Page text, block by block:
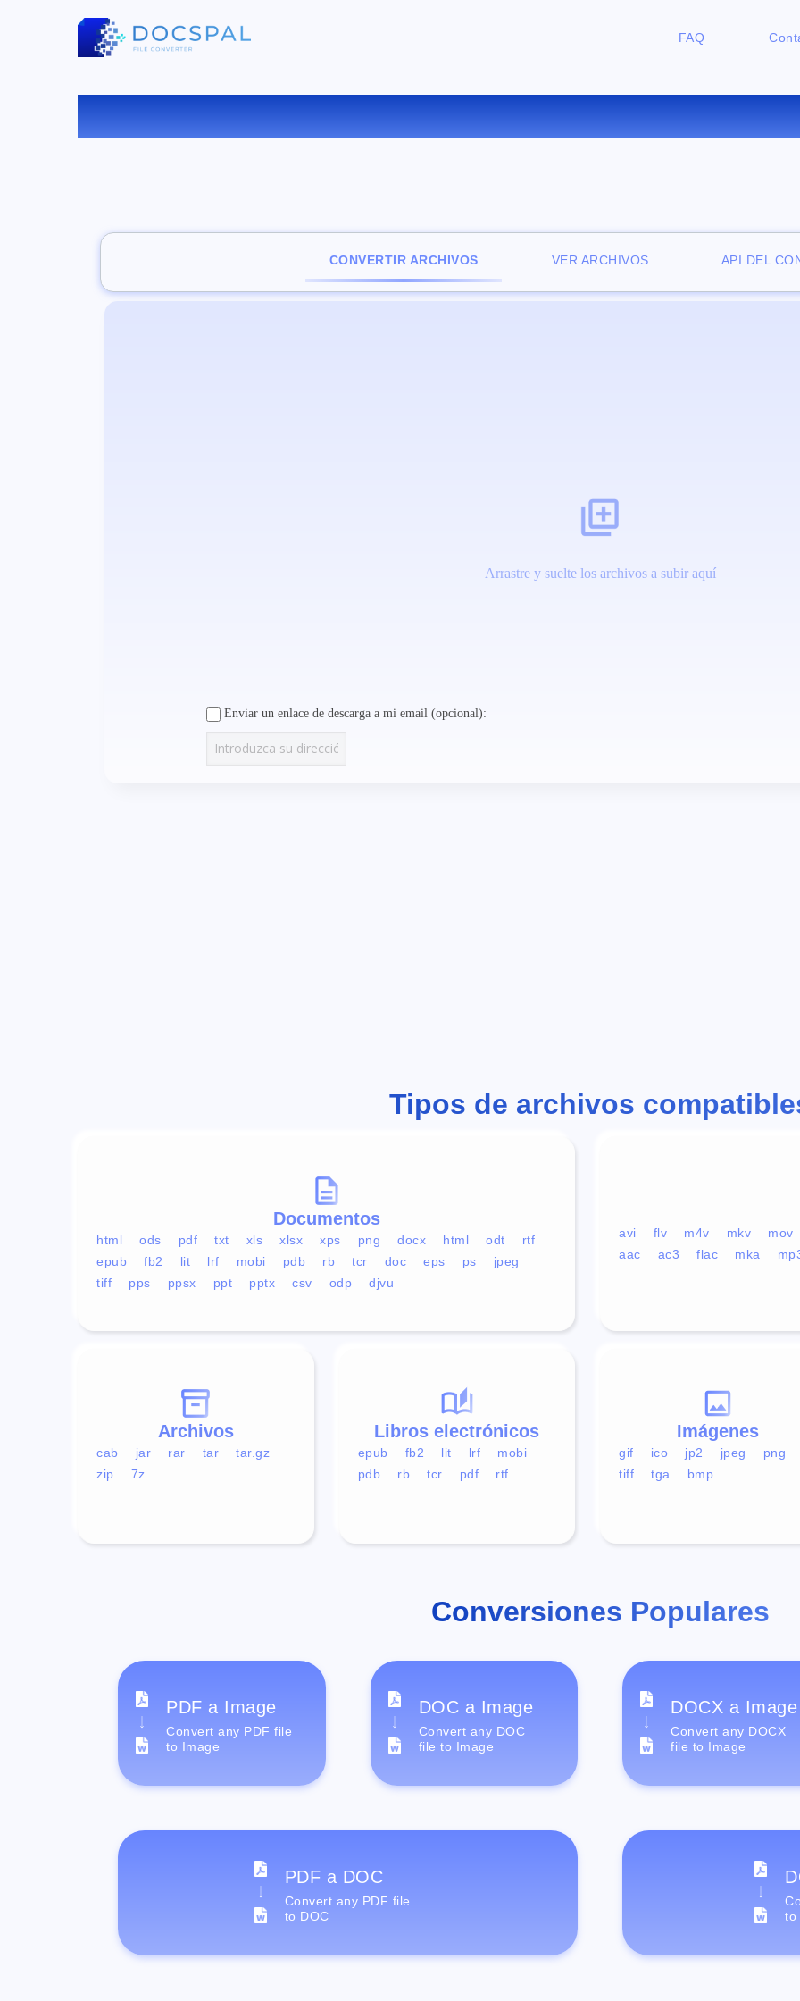
FAQ
CONVERTIR BMP A ICO
CONVERTIR ARCHIVOS VER ARCHIVOS API DEL
Arrastre y suelte los archivos a subir aquí
Enviar un enlace de descarga a mi email (opcional):
Tipos de archivos
Documentos
html ods pdf txt xls xlsx xps png docx html odt
rtf
epub
fb2 lit lrf mobi pdb rb tcr doc eps ps
jpeg
tiff
pps ppsx ppt pptx csv odp djvu
avi flv m4v mkv
mov
aac
ac3 flac mka
Imágenes
gif ico jp2 jpeg
png
tiff
tga bmp
Libros electrónicos
epub fb2 lit lrf
mobi
pdb
rb tcr pdf rtf
Archivos
cab jar rar tar
tar.gz
zip
7z
Conversiones Populares
PDF a Image
Convert any PDF file
to Image
DOC a Image
Convert any DOC
file to Image
DOCX a Image
Convert any DOCX
file to Image
PDF a DOC
Convert any PDF file
to DOC
to